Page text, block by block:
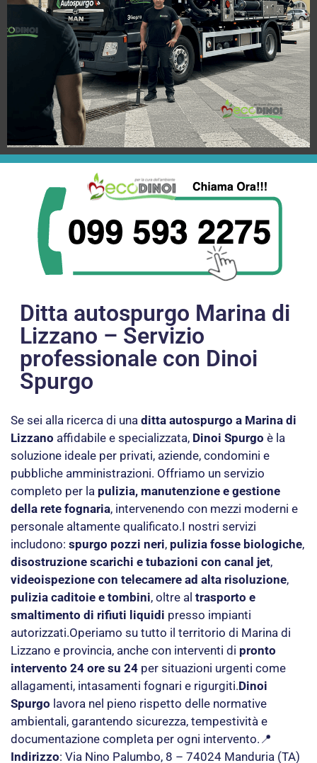
Ditta autospurgo Marina di
Lizzano – Servizio
professionale con Dinoi
Spurgo
Se sei alla ricerca di una ditta autospurgo a Marina di
Lizzano affidabile e specializzata, Dinoi Spurgo è la
soluzione ideale per privati, aziende, condomini e
pubbliche amministrazioni. Offriamo un servizio
completo per la pulizia, manutenzione e gestione
della rete fognaria, intervenendo con mezzi moderni e
personale altamente qualificato.I nostri servizi
includono: spurgo pozzi neri, pulizia fosse biologiche,
disostruzione scarichi e tubazioni con canal jet,
videoispezione con telecamere ad alta risoluzione,
pulizia caditoie e tombini, oltre al trasporto e
smaltimento di rifiuti liquidi presso impianti
autorizzati.Operiamo su tutto il territorio di Marina di
Lizzano e provincia, anche con interventi di pronto
intervento 24 ore su 24 per situazioni urgenti come
allagamenti, intasamenti fognari e rigurgiti.Dinoi
Spurgo lavora nel pieno rispetto delle normative
ambientali, garantendo sicurezza, tempestività e
documentazione completa per ogni intervento.📍
Indirizzo: Via Nino Palumbo, 8 – 74024 Manduria (TA)